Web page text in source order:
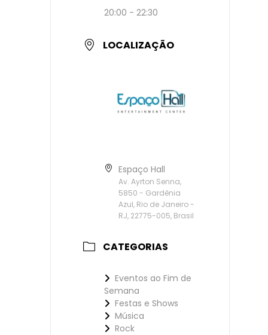
20:00 - 22:30
LOCALIZAÇÃO
Espaço Hall
Av. Ayrton Senna,
5850 - Gardênia
Azul, Rio de Janeiro -
RJ, 22775-005, Brasil
CATEGORIAS
Eventos ao Fim de
Semana
Festas e Shows
Música
Rock